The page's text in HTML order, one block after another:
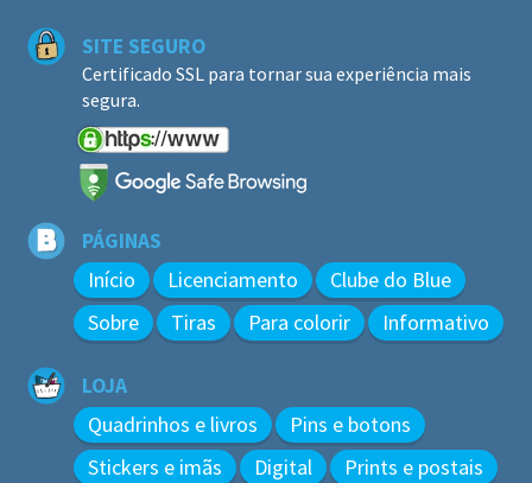
SITE SEGURO
Certificado SSL para tornar sua experiência mais
segura.
PÁGINAS
Início Licenciamento
Clube do Blue
Sobre
Tiras Para colorir Informativo
LOJA
Quadrinhos e livros
Pins e botons
Stickers e imãs
Digital Prints e postais